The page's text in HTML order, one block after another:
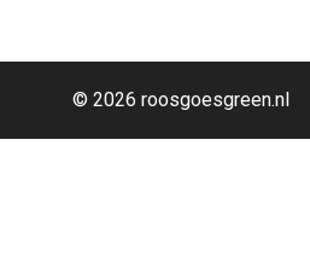
© 2026 roosgoesgreen.nl